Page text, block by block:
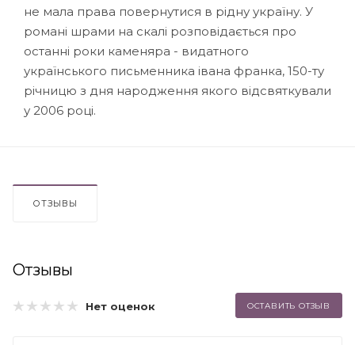
не мала права повернутися в рідну україну. У
романі шрами на скалі розповідається про
останні роки каменяра - видатного
українського письменника івана франка, 150-ту
річницю з дня народження якого відсвяткували
у 2006 році.
ОТЗЫВЫ
Отзывы
Нет оценок ОСТАВИТЬ ОТЗЫВ